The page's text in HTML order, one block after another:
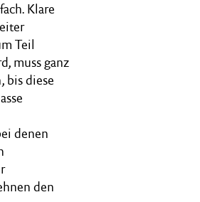
Klare
Teil
muss ganz
bis diese
denen
den